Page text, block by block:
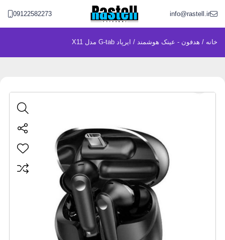
info@rastell.ir
09122582273
خانه / هدفون - عینک هوشمند / ایرپاد G-tab مدل X11